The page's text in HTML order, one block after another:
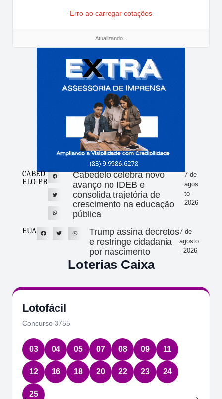
Erro ao carregar cotações
Atualizando...
CABED
ELO-PB
Cabedelo celebra novo
avanço no IDEB e
consolida trajetória de
crescimento na educação
pública
7 de
agos
to -
2026
EUA
Trump assina decretos
e restringe cidadania
por nascimento
7 de
agosto
- 2026
Loterias Caixa
Quina
Concurso 7085
08 14 49 58 78
Data:
06/08/2026
Acumulou: